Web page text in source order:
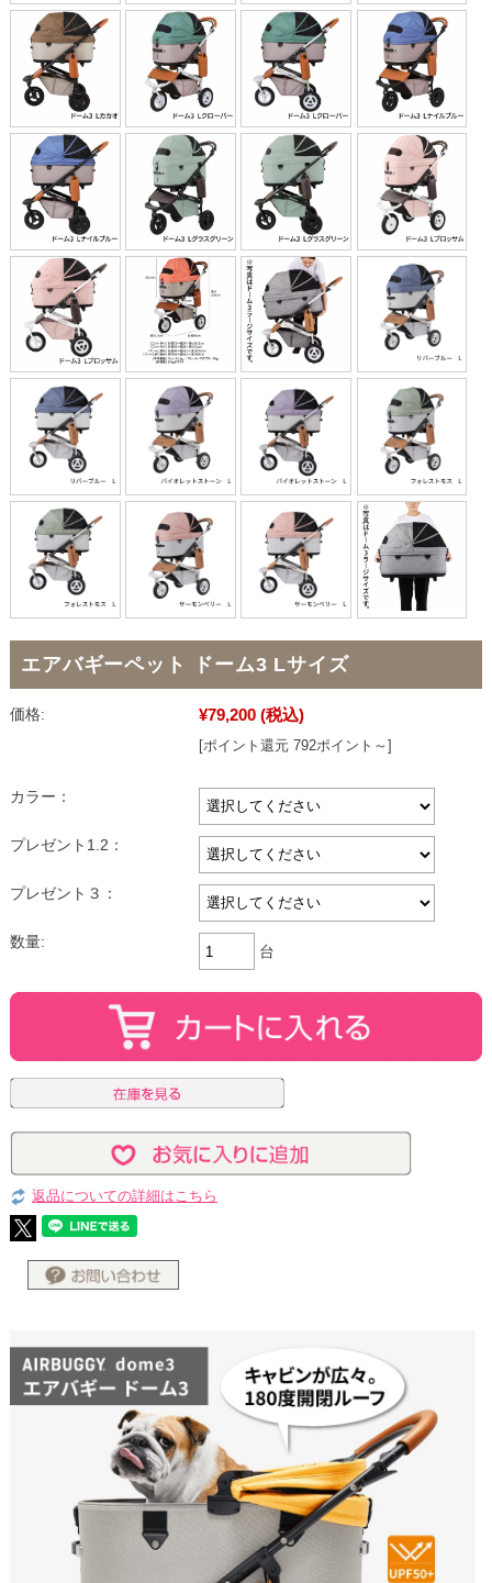
エアバギーペット ドーム3 Lサイズ
価格: ¥79,200 (税込)
[ポイント還元 792ポイント～]
カラー：
プレゼント1.2：
プレゼント３：
数量:
台
返品についての詳細はこちら